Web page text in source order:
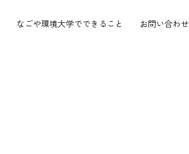
なごや環境大学でできること お問い合わせ